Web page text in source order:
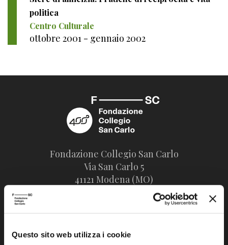
Questo sito web utilizza i cookie
politica
Centro Culturale
ottobre 2001 - gennaio 2002
Fondazione Collegio San Carlo
Via San Carlo 5
41121 Modena (MO)
info@fondazionesancarlo.it